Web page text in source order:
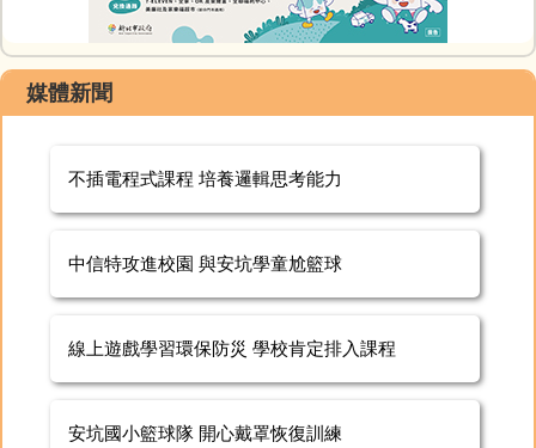
媒體新聞
不插電程式課程 培養邏輯思考能力
中信特攻進校園 與安坑學童尬籃球
線上遊戲學習環保防災 學校肯定排入課程
安坑國小籃球隊 開心戴罩恢復訓練